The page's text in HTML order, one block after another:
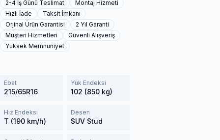
2-4 İş Günü Teslimat
Montaj Hizmeti
Hızlı İade
Taksit İmkanı
Orjinal Ürün Garantisi
2 Yıl Garanti
Müşteri Hizmetleri
Güvenli Alışveriş
Yüksek Memnuniyet
Ebat
215/65R16
Yük Endeksi
102 (850 kg)
Hız Endeksi
T (190 km/h)
Desen
SUV Stud